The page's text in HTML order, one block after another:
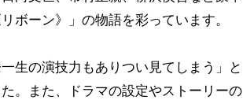
ボーン》」の物語を彩っています。
生の演技力もありつい見てしまう」と
。また、ドラマの設定やストーリーの